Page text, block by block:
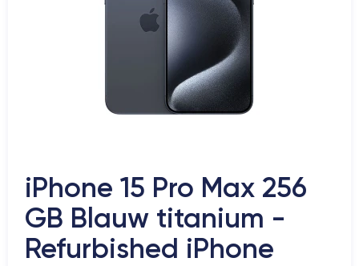
iPhone 15 Pro Max 256
GB Blauw titanium -
Refurbished iPhone